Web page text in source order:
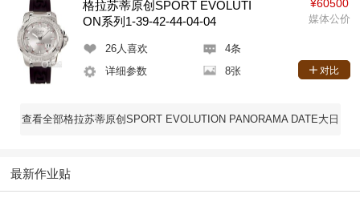
格拉苏蒂原创SPORT EVOLUTI
ON系列1-39-42-44-04-04
26人喜欢
4条
详细参数
8张
¥60500
媒体公价
对比
查看全部格拉苏蒂原创SPORT EVOLUTION PANORAMA DATE大日
最新作业贴